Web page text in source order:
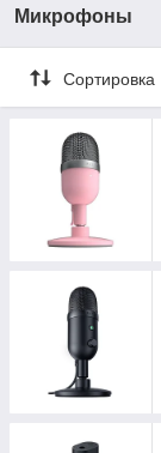
Микрофоны
Сортировка